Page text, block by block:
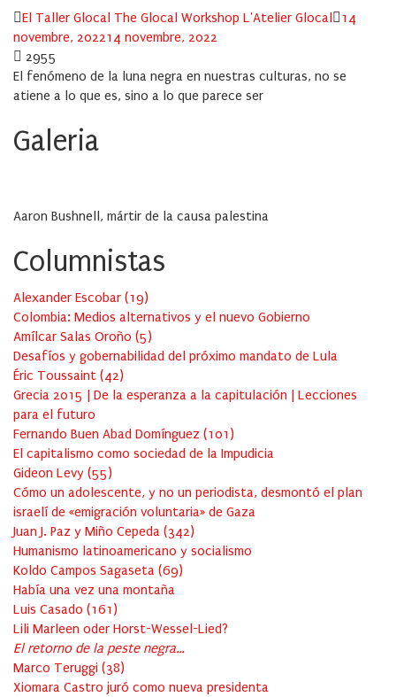
Author
El Taller Glocal The Glocal Workshop L'Atelier Glocal
Posted
14
novembre, 202214 novembre, 2022
2955
El fenómeno de la luna negra en nuestras culturas, no se
atiene a lo que es, sino a lo que parece ser
Galeria
Aaron Bushnell, mártir de la causa palestina
Columnistas
Alexander Escobar (19)
Colombia: Medios alternativos y el nuevo Gobierno
Amílcar Salas Oroño (5)
Desafíos y gobernabilidad del próximo mandato de Lula
Éric Toussaint (42)
Grecia 2015 | De la esperanza a la capitulación | Lecciones
para el futuro
Fernando Buen Abad Domínguez (101 )
El capitalismo como sociedad de la Impudicia
Gideon Levy (55)
Cómo un adolescente, y no un periodista, desmontó el plan
israelí de «emigración voluntaria» de Gaza
Juan J. Paz y Miño Cepeda (342)
Humanismo latinoamericano y socialismo
Koldo Campos Sagaseta (69)
Había una vez una montaña
Luis Casado (161 )
Lili Marleen oder Horst-Wessel-Lied?
El retorno de la peste negra…
Marco Teruggi (38)
Xiomara Castro juró como nueva presidenta